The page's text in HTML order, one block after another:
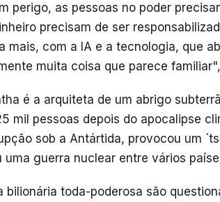
perigo, as pessoas no poder
precisam de ser
mais, com a IA e a tecnologia, que
muita coisa que parece
é a arquiteta de um abrigo
mil pessoas depois do apocalipse
sob a Antártida, provocou um
guerra nuclear entre vários
bilionária toda-poderosa são